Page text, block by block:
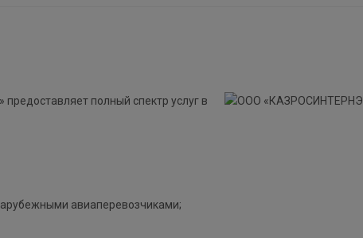
полный спектр услуг в
авиаперевозчиками;